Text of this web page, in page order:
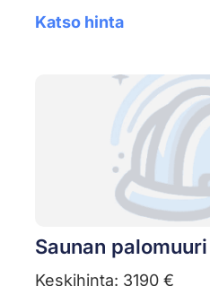
Katso hinta
Saunan palomuuri
Keskihinta: 3190 €